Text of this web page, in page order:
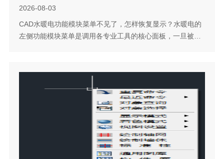
2026-08-03
CAD水暖电功能模块菜单不见了，怎样恢复显示？水暖电的
左侧功能模块菜单是调用各专业工具的核心面板，一旦被关
键入命令即可完成。下面分别说明两种方法的具体操作。问
指引：方法一：快捷键【Ctrl】和【+】一起按，即可调出菜
单。注：快捷键中的加号+是主键盘上...